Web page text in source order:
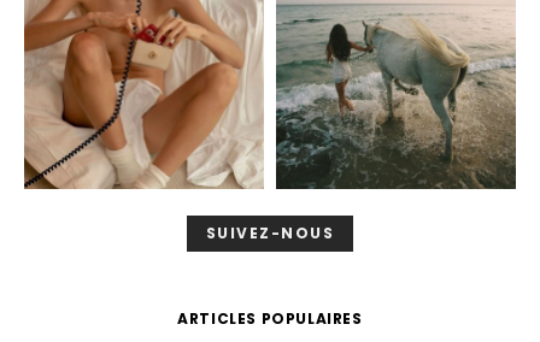
SUIVEZ-NOUS
ARTICLES POPULAIRES